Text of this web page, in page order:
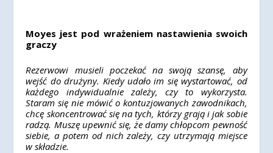
Moyes jest pod wrażeniem nastawienia swoich
graczy
Rezerwowi musieli poczekać na swoją szansę, aby
wejść do drużyny. Kiedy udało im się wystartować, od
każdego indywidualnie zależy, czy to wykorzysta.
Staram się nie mówić o kontuzjowanych zawodnikach,
chcę skoncentrować się na tych, którzy grają i jak sobie
radzą. Muszę upewnić się, że damy chłopcom pewność
siebie, a potem od nich zależy, czy utrzymają miejsce
w składzie.